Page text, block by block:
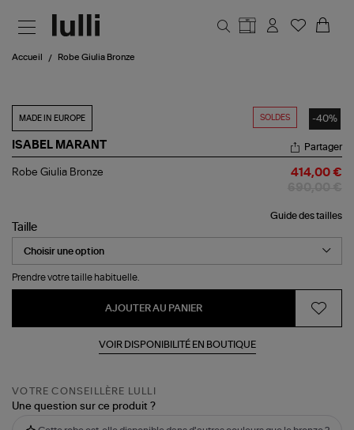
Accueil Robe Giulia Bronze
SOLDES -40%
MADE IN EUROPE
ISABEL MARANT
Robe
Partager
Robe Giulia Bronze 414,00 €
Guide des tailles
Taille
Prendre votre taille habituelle.
AJOUTER AU PANIER
VOIR DISPONIBILITÉ EN BOUTIQUE
VOTRE CONSEILLÈRE LULLI
Une question sur ce produit ?